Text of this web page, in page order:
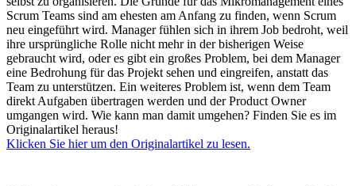
Scrum Teams sind am ehesten am Anfang zu finden, wenn Scrum
neu eingeführt wird. Manager fühlen sich in ihrem Job bedroht, weil
ihre ursprüngliche Rolle nicht mehr in der bisherigen Weise
gebraucht wird, oder es gibt ein großes Problem, bei dem Manager
eine Bedrohung für das Projekt sehen und eingreifen, anstatt das
Team zu unterstützen. Ein weiteres Problem ist, wenn dem Team
direkt Aufgaben übertragen werden und der Product Owner
umgangen wird. Wie kann man damit umgehen? Finden Sie es im
Originalartikel heraus!
Klicken Sie hier um den Originalartikel zu lesen.